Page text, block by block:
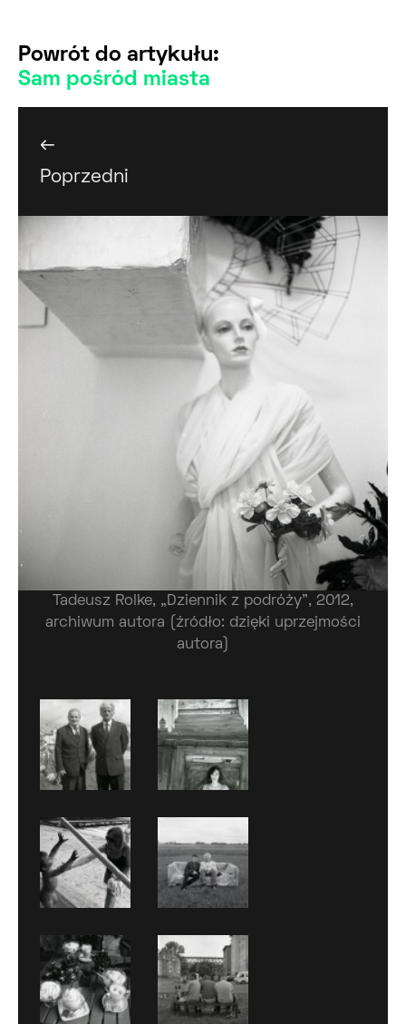
Powrót do artykułu:
Sam pośród miasta
←
Poprzedni
Tadeusz Rolke, „Dziennik z podróży”, 2012,
archiwum autora (źródło: dzięki uprzejmości
autora)